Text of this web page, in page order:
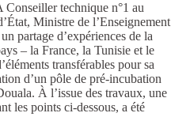
technique n°1 au
Ministre de l’Enseignement
partage d’expériences de la
– la France, la Tunisie et le
transférables pour sa
d’un pôle de pré-incubation
À l’issue des travaux, une
les points ci-dessous, a été